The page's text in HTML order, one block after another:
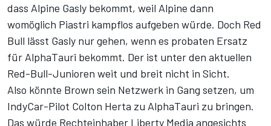
dass Alpine Gasly bekommt, weil Alpine dann
womöglich Piastri kampflos aufgeben würde. Doch Red
Bull lässt Gasly nur gehen, wenn es probaten Ersatz
für AlphaTauri bekommt. Der ist unter den aktuellen
Red-Bull-Junioren weit und breit nicht in Sicht.
Also könnte Brown sein Netzwerk in Gang setzen, um
IndyCar-Pilot Colton Herta zu AlphaTauri zu bringen.
Das würde Rechteinhaber Liberty Media angesichts